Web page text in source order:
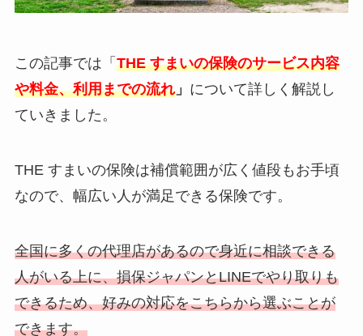
この記事では「 THE すまいの保険のサービス内容
や料金、利用までの流れ」 について詳しく解説し
ていきました。
THE すまいの保険は補償範囲が広く値段もお手頃
なので、幅広い人が満足できる保険です。
全国に多くの代理店があるので身近に相談できる
人がいる上に、損保ジャパンとLINEでやり取りも
できるため、好みの対応をこちらから選ぶことが
できます。